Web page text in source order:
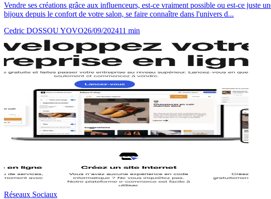
Vendre ses créations grâce aux influenceurs, est-ce vraiment possible ou est-ce juste
bijoux depuis le confort de votre salon, se faire connaître dans l'univers d...
Cedric DOSSOU YOVO26/09/202411 min
Réseaux Sociaux